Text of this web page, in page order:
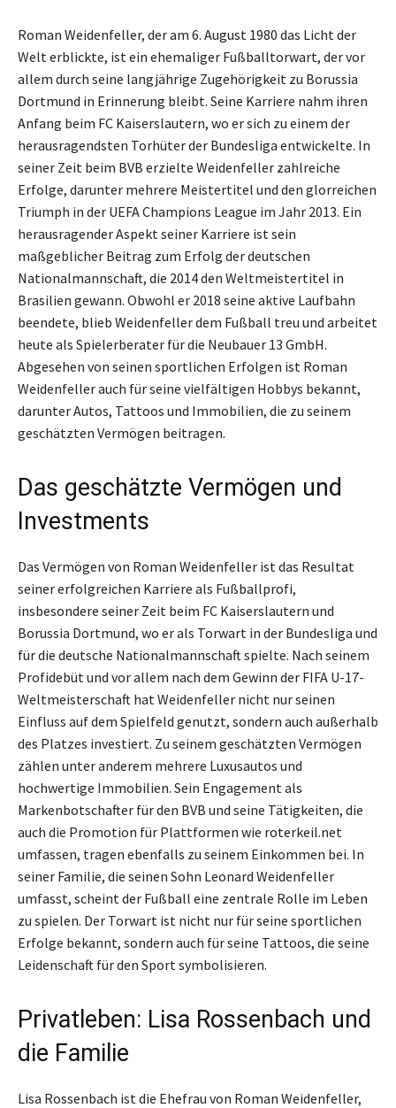
Roman Weidenfeller, der am 6. August 1980 das Licht der
Welt erblickte, ist ein ehemaliger Fußballtorwart, der vor
allem durch seine langjährige Zugehörigkeit zu Borussia
Dortmund in Erinnerung bleibt. Seine Karriere nahm ihren
Anfang beim FC Kaiserslautern, wo er sich zu einem der
herausragendsten Torhüter der Bundesliga entwickelte. In
seiner Zeit beim BVB erzielte Weidenfeller zahlreiche
Erfolge, darunter mehrere Meistertitel und den glorreichen
Triumph in der UEFA Champions League im Jahr 2013. Ein
herausragender Aspekt seiner Karriere ist sein
maßgeblicher Beitrag zum Erfolg der deutschen
Nationalmannschaft, die 2014 den Weltmeistertitel in
Brasilien gewann. Obwohl er 2018 seine aktive Laufbahn
beendete, blieb Weidenfeller dem Fußball treu und arbeitet
heute als Spielerberater für die Neubauer 13 GmbH.
Abgesehen von seinen sportlichen Erfolgen ist Roman
Weidenfeller auch für seine vielfältigen Hobbys bekannt,
darunter Autos, Tattoos und Immobilien, die zu seinem
geschätzten Vermögen beitragen.
Das geschätzte Vermögen und
Investments
Das Vermögen von Roman Weidenfeller ist das Resultat
seiner erfolgreichen Karriere als Fußballprofi,
insbesondere seiner Zeit beim FC Kaiserslautern und
Borussia Dortmund, wo er als Torwart in der Bundesliga und
für die deutsche Nationalmannschaft spielte. Nach seinem
Profidebüt und vor allem nach dem Gewinn der FIFA U-17-
Weltmeisterschaft hat Weidenfeller nicht nur seinen
Einfluss auf dem Spielfeld genutzt, sondern auch außerhalb
des Platzes investiert. Zu seinem geschätzten Vermögen
zählen unter anderem mehrere Luxusautos und
hochwertige Immobilien. Sein Engagement als
Markenbotschafter für den BVB und seine Tätigkeiten, die
auch die Promotion für Plattformen wie roterkeil.net
umfassen, tragen ebenfalls zu seinem Einkommen bei. In
seiner Familie, die seinen Sohn Leonard Weidenfeller
umfasst, scheint der Fußball eine zentrale Rolle im Leben
zu spielen. Der Torwart ist nicht nur für seine sportlichen
Erfolge bekannt, sondern auch für seine Tattoos, die seine
Leidenschaft für den Sport symbolisieren.
Privatleben: Lisa Rossenbach und
die Familie
Lisa Rossenbach ist die Ehefrau von Roman Weidenfeller,